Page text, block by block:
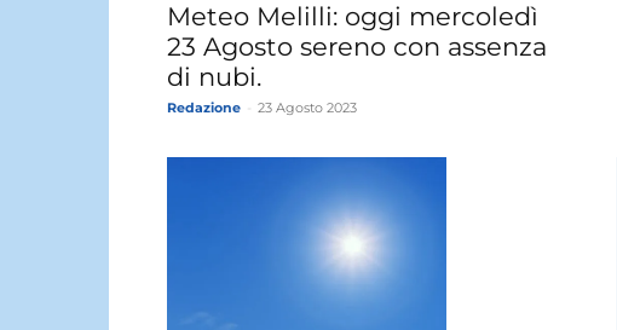
Meteo Melilli: oggi mercoledì
23 Agosto sereno con assenza
di nubi.
Redazione 23 Agosto 2023